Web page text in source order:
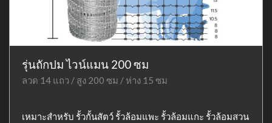
รุ่นถักปม ไวน์แมน 200 ซม
ลวด 14 แถว / สูง 200 ซม / ห่าง 15 ซม
เหมาะสำหรับ รั้วกั้นสัตว์ รั้วล้อมแพะ รั้วล้อมแกะ รั้วล้อมสวน